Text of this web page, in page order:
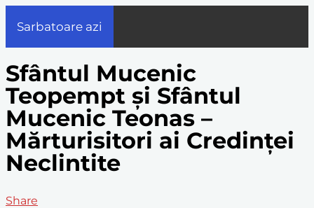
Sarbatoare azi
Sfântul Mucenic
Teopempt și Sfântul
Mucenic Teonas –
Mărturisitori ai Credinței
Neclintite
Share